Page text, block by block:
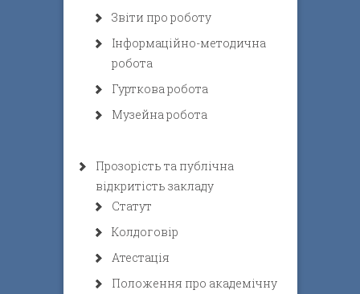
Звіти про роботу
Інформаційно-методична
робота
Гурткова робота
Музейна робота
Прозорість та публічна
відкритість закладу
Статут
Колдоговір
Атестація
Положення про академічну